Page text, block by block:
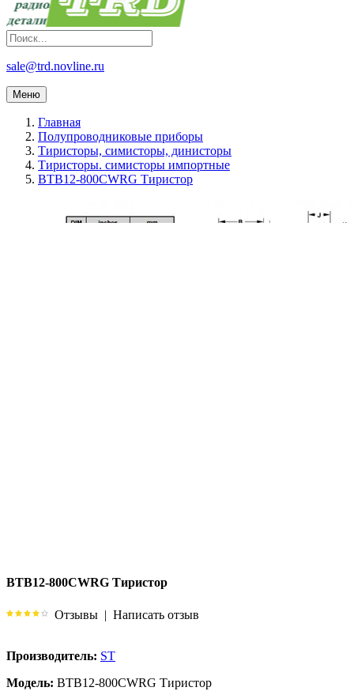
sale@trd.novline.ru
Меню
Главная
Полупроводниковые приборы
Тиристоры, симисторы, динисторы
Тиристоры. симисторы импортные
BTB12-800CWRG Тиристор
BTB12-800CWRG Тиристор
Отзывы | Написать отзыв
Производитель: ST
Модель: BTB12-800CWRG Тиристор